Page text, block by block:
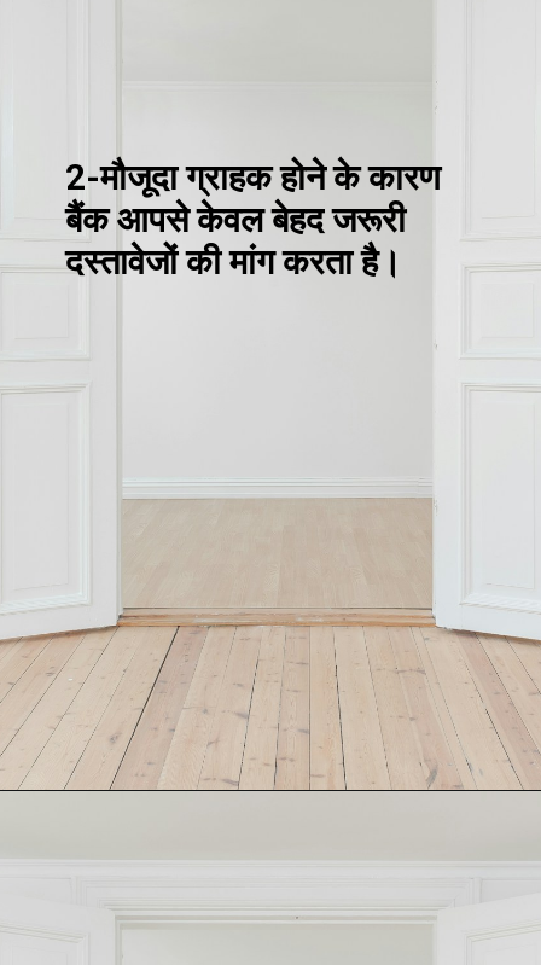
2-मौजूदा ग्राहक होने के कारण
बैंक आपसे केवल बेहद जरूरी
दस्तावेजों की मांग करता है।